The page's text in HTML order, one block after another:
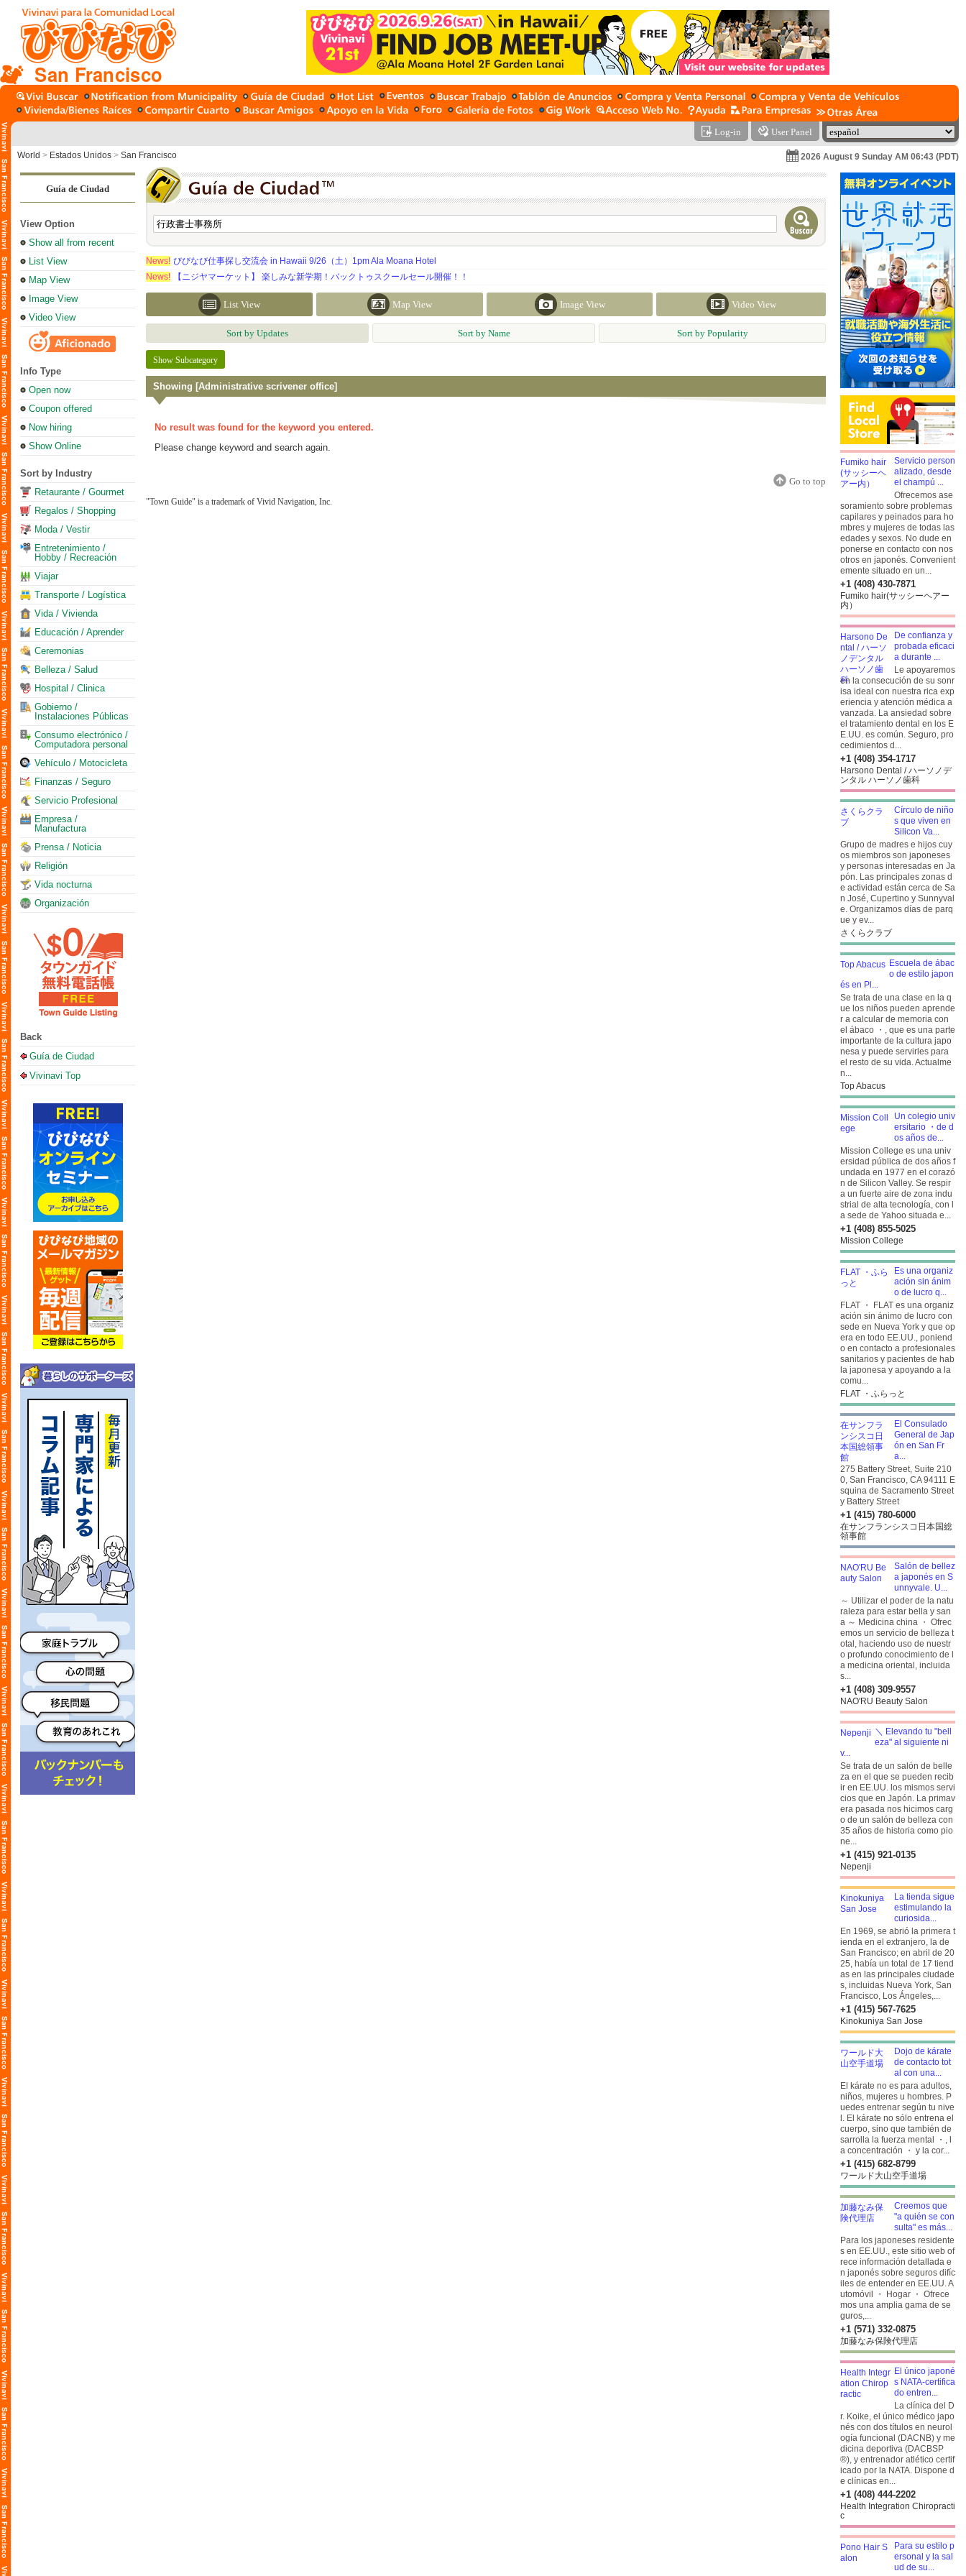
San Francisco
Log-in User Panel
World > Estados Unidos > San Francisco 2026 August 9 Sunday AM 06:43 (PDT)
Guía de Ciudad
View Option
Show all from recent
List View
Map View
Image View
Video View
Info Type
Open now
Coupon offered
Now hiring
Show Online
Sort by Industry
Retaurante / Gourmet
Regalos / Shopping
Moda / Vestir
Entretenimiento /
Hobby / Recreación
Viajar
Transporte / Logística
Vida / Vivienda
Educación / Aprender
Ceremonias
Belleza / Salud
Hospital / Clinica
Gobierno /
Instalaciones Públicas
Consumo electrónico /
Computadora personal
Vehículo / Motocicleta
Finanzas / Seguro
Servicio Profesional
Empresa /
Manufactura
Prensa / Noticia
Religión
Vida nocturna
Organización
Back
Guía de Ciudad
Vivinavi Top
News! びびなび仕事探し交流会 in Hawaii 9/26（土）1pm Ala Moana Hotel
News!
【ニジヤマーケット】 楽しみな新学期！バックトゥスクールセール開催！！
List View Map View Image View Video View
Sort by Updates Sort by Name Sort by Popularity
Show Subcategory
Showing [Administrative scrivener office]
No result was found for the keyword you entered.
Please change keyword and search again.
Go to top
"Town Guide" is a trademark of Vivid Navigation, Inc.
Servicio person
alizado, desde
el champú ...
Ofrecemos ase
soramiento sobre problemas
capilares y peinados para ho
mbres y mujeres de todas las
edades y sexos. No dude en
ponerse en contacto con nos
otros en japonés. Convenient
emente situado en un...
+1 (408) 430-7871
Fumiko hair(サッシーヘアー
内）
De confianza y
probada eficaci
a durante ...
Le apoyaremos
en la consecución de su sonr
isa ideal con nuestra rica exp
eriencia y atención médica a
vanzada. La ansiedad sobre
el tratamiento dental en los E
E.UU. es común. Seguro, pro
cedimientos d...
+1 (408) 354-1717
Harsono Dental / ハーソノデ
ンタル ハーソノ歯科
Círculo de niño
s que viven en
Silicon Va...
Grupo de madres e hijos cuy
os miembros son japoneses
y personas interesadas en Ja
pón. Las principales zonas d
e actividad están cerca de Sa
n José, Cupertino y Sunnyval
e. Organizamos días de parq
ue y ev...
さくらクラブ
Escuela de ábac
o de estilo japon
és en Pl...
Se trata de una clase en la q
ue los niños pueden aprende
r a calcular de memoria con
el ábaco ・, que es una parte
importante de la cultura japo
nesa y puede servirles para
el resto de su vida. Actualme
n...
Top Abacus
Un colegio univ
ersitario ・de d
os años de...
Mission College es una univ
ersidad pública de dos años f
undada en 1977 en el corazó
n de Silicon Valley. Se respir
a un fuerte aire de zona indu
strial de alta tecnología, con l
a sede de Yahoo situada e...
+1 (408) 855-5025
Mission College
Es una organiz
ación sin ánim
o de lucro q...
FLAT ・ FLAT es una organiz
ación sin ánimo de lucro con
sede en Nueva York y que op
era en todo EE.UU., poniend
o en contacto a profesionales
sanitarios y pacientes de hab
la japonesa y apoyando a la
comu...
FLAT ・ふらっと
El Consulado
General de Jap
ón en San Fr
a...
275 Battery Street, Suite 210
0, San Francisco, CA 94111 E
squina de Sacramento Street
y Battery Street
+1 (415) 780-6000
在サンフランシスコ日本国総
領事館
Salón de bellez
a japonés en S
unnyvale. U...
～ Utilizar el poder de la natu
raleza para estar bella y san
a ～ Medicina china ・ Ofrec
emos un servicio de belleza t
otal, haciendo uso de nuestr
o profundo conocimiento de l
a medicina oriental, incluida
s...
+1 (408) 309-9557
NAO'RU Beauty Salon
＼ Elevando tu "bell
eza" al siguiente ni
v...
Se trata de un salón de belle
za en el que se pueden recib
ir en EE.UU. los mismos servi
cios que en Japón. La primav
era pasada nos hicimos carg
o de un salón de belleza con
35 años de historia como pio
ne...
+1 (415) 921-0135
Nepenji
La tienda sigue
estimulando la
curiosida...
En 1969, se abrió la primera t
ienda en el extranjero, la de
San Francisco; en abril de 20
25, había un total de 17 tiend
as en las principales ciudade
s, incluidas Nueva York, San
Francisco, Los Ángeles,...
+1 (415) 567-7625
Kinokuniya San Jose
Dojo de kárate
de contacto tot
al con una...
El kárate no es para adultos,
niños, mujeres u hombres. P
uedes entrenar según tu nive
l. El kárate no sólo entrena el
cuerpo, sino que también de
sarrolla la fuerza mental ・, l
a concentración ・ y la cor...
+1 (415) 682-8799
ワールド大山空手道場
Creemos que
"a quién se con
sulta" es más...
Para los japoneses residente
s en EE.UU., este sitio web of
rece información detallada e
n japonés sobre seguros difíc
iles de entender en EE.UU. A
utomóvil ・ Hogar ・ Ofrece
mos una amplia gama de se
guros,...
+1 (571) 332-0875
加藤なみ保険代理店
El único japoné
s NATA-certifica
do entren...
La clínica del D
r. Koike, el único médico japo
nés con dos títulos en neurol
ogía funcional (DACNB) y me
dicina deportiva (DACBSP
®), y entrenador atlético certif
icado por la NATA. Dispone d
e clínicas en...
+1 (408) 444-2202
Health Integration Chiropracti
c
Para su estilo p
ersonal y la sal
ud de su...